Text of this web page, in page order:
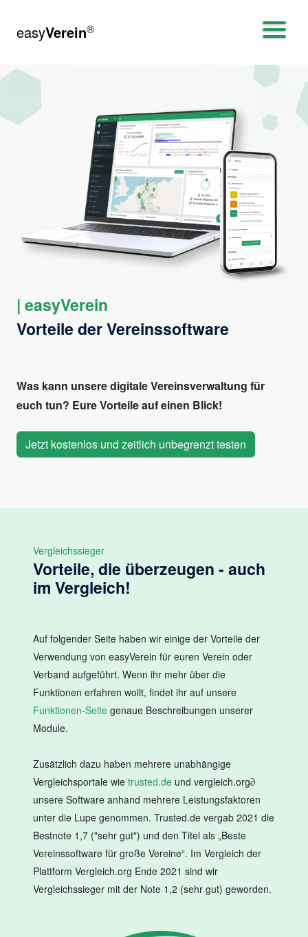
easyVerein®
| easyVerein
Vorteile der Vereinssoftware
Was kann unsere digitale Vereinsverwaltung für
euch tun? Eure Vorteile auf einen Blick!
Jetzt kostenlos und zeitlich unbegrenzt testen
Vergleichssieger
Vorteile, die überzeugen - auch
im Vergleich!
Auf folgender Seite haben wir einige der Vorteile der
Verwendung von easyVerein für euren Verein oder
Verband aufgeführt. Wenn ihr mehr über die
Funktionen erfahren wollt, findet ihr auf unsere
Funktionen-Seite genaue Beschreibungen unserer
Module.
Zusätzlich dazu haben mehrere unabhängige
Vergleichsportale wie trusted.de und vergleich.org∂
unsere Software anhand mehrere Leistungsfaktoren
unter die Lupe genommen. Trusted.de vergab 2021 die
Bestnote 1,7 ("sehr gut") und den Titel als „Beste
Vereinssoftware für große Vereine“. Im Vergleich der
Plattform Vergleich.org Ende 2021 sind wir
Vergleichssieger mit der Note 1,2 (sehr gut) geworden.